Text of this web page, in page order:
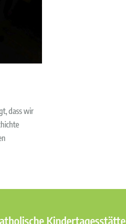
dass wir
Kindertagesstätte